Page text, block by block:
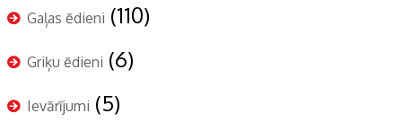
Gaļas ēdieni (110)
Griķu ēdieni (6)
Ievārījumi (5)